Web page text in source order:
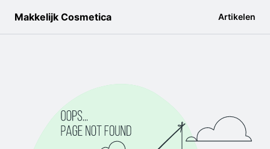
Makkelijk Cosmetica Artikelen